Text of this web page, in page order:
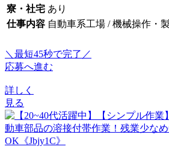
寮・社宅 あり
仕事内容 自動車系工場 / 機械操作・
＼最短45秒で完了／
応募へ進む
詳しく
見る